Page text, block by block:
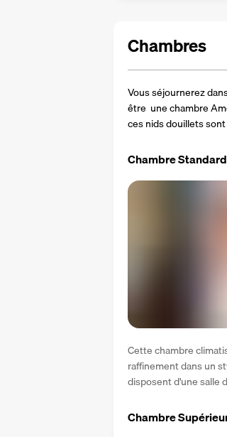
Chambres
Vous séjournerez
être  une chambre
ces nids douillets
Chambre Standard
Cette chambre
raffinement dans un
disposent d'une salle
Chambre